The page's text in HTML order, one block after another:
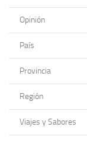
Opinión
País
Provincia
Región
Viajes y Sabores